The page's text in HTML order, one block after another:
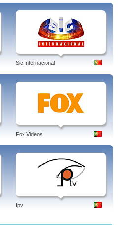
Sic Internacional
Fox Videos
Ipv